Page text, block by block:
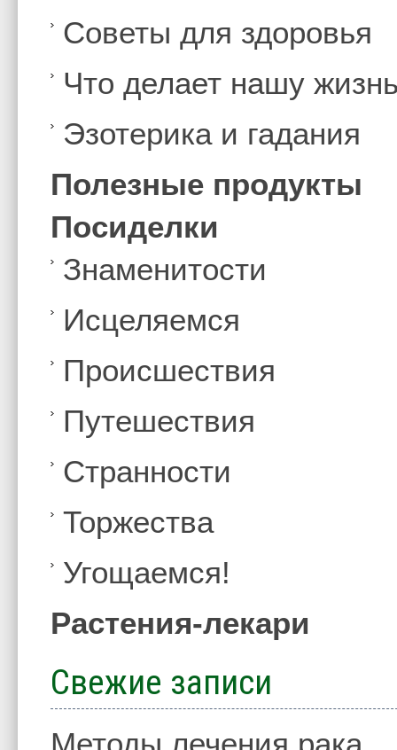
Советы для здоровья
Что делает нашу
Эзотерика и гадания
Полезные продукты
Посиделки
Знаменитости
Иcцеляемся
Происшествия
Путешествия
Странности
Торжества
Угощаемся!
Растения-лекари
Свежие записи